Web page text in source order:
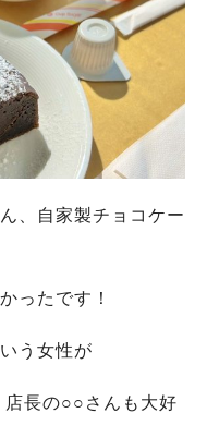
、自家製チョコケー
ったです！
う女性が
店長の○○さんも大好